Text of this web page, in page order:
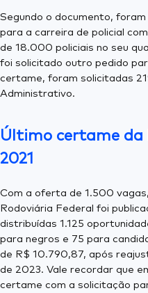
Segundo o documento,
para a carreira de policial
de 18.000 policiais no seu
foi solicitado outro pedido
certame, foram solicitadas
Administrativo.
Último certame da
2021
Com a oferta de 1.500
Rodoviária Federal foi
distribuídas 1.125
para negros e 75 para
de R$ 10.790,87, após
de 2023. Vale recordar que
certame com a solicitação